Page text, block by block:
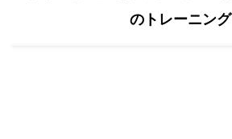
のトレーニング